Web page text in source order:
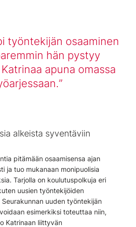
työntekijän osaaminen
hän pystyy
apuna omassa
alkeista syventäviin
pitämään osaamisensa ajan
ja tuo mukanaan monipuolisia
Tarjolla on koulutuspolkuja eri
uusien työntekijöiden
uuden työntekijän
esimerkiksi toteuttaa niin,
Katrinaan liittyvän